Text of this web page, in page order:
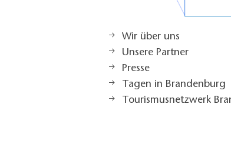
Wir über uns
Unsere Partner
Presse
Tagen in Brandenburg
Tourismusnetzwerk